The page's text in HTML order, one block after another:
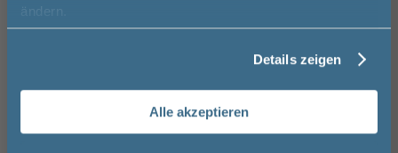
ändern.
Details zeigen
Alle akzeptieren
keine Optionen mit Aufpreis ausgewählt
Versand ins Ausland zzgl.
Email